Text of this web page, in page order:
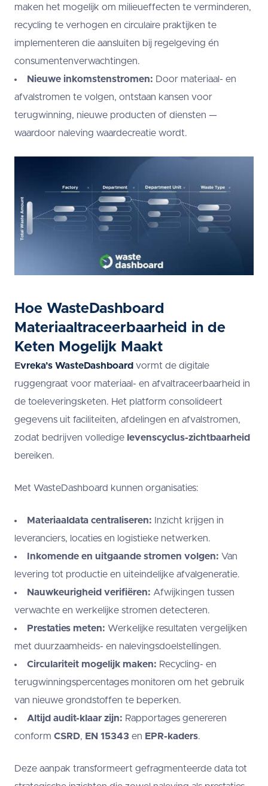
maken het mogelijk om milieueffecten te verminderen,
recycling te verhogen en circulaire praktijken te
implementeren die aansluiten bij regelgeving én
consumentenverwachtingen.
Nieuwe inkomstenstromen: Door materiaal- en
afvalstromen te volgen, ontstaan kansen voor
terugwinning, nieuwe producten of diensten —
waardoor naleving waardecreatie wordt.
Hoe WasteDashboard
Materiaaltraceerbaarheid in de
Keten Mogelijk Maakt
Evreka’s WasteDashboard vormt de digitale
ruggengraat voor materiaal- en afvaltraceerbaarheid in
de toeleveringsketen. Het platform consolideert
gegevens uit faciliteiten, afdelingen en afvalstromen,
zodat bedrijven volledige levenscyclus-zichtbaarheid
bereiken.
Met WasteDashboard kunnen organisaties:
Materiaaldata centraliseren: Inzicht krijgen in
leveranciers, locaties en logistieke netwerken.
Inkomende en uitgaande stromen volgen: Van
levering tot productie en uiteindelijke afvalgeneratie.
Nauwkeurigheid verifiëren: Afwijkingen tussen
verwachte en werkelijke stromen detecteren.
Prestaties meten: Werkelijke resultaten vergelijken
met duurzaamheids- en nalevingsdoelstellingen.
Circulariteit mogelijk maken: Recycling- en
terugwinningspercentages monitoren om het gebruik
van nieuwe grondstoffen te beperken.
Altijd audit-klaar zijn: Rapportages genereren
conform CSRD, EN 15343 en EPR-kaders.
Deze aanpak transformeert gefragmenteerde data tot